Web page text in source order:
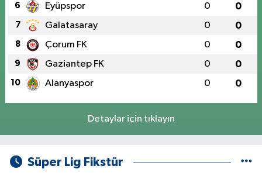
6 Eyüpspor 0 0
7 Galatasaray 0 0
8 Çorum FK 0 0
9 Gaziantep FK 0 0
10 Alanyaspor 0 0
Detaylar için tıklayın
Süper Lig Fikstür